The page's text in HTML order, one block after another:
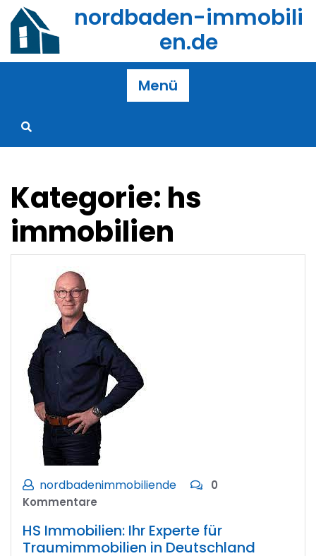
Zum
Inhalt
springen
nordbaden-immobili
en.de
Menü
Kategorie: hs
immobilien
nordbadenimmobiliende
0
Kommentare
HS Immobilien: Ihr Experte für
Traumimmobilien in Deutschland